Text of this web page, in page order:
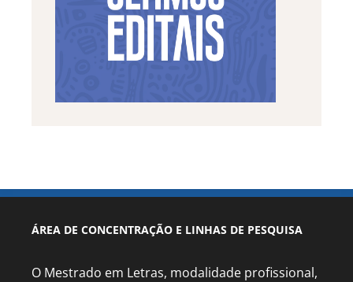
ÁREA DE CONCENTRAÇÃO E LINHAS DE PESQUISA
O Mestrado em Letras, modalidade profissional,